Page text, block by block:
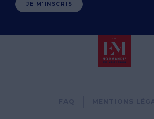
JE M'INSCRIS